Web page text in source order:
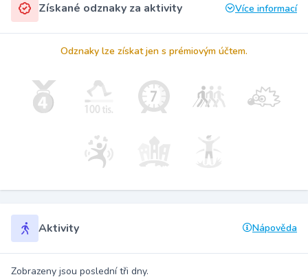
Získané odznaky za aktivity Více informací
Odznaky lze získat jen s prémiovým účtem.
Aktivity Nápověda
Zobrazeny jsou poslední tři dny.